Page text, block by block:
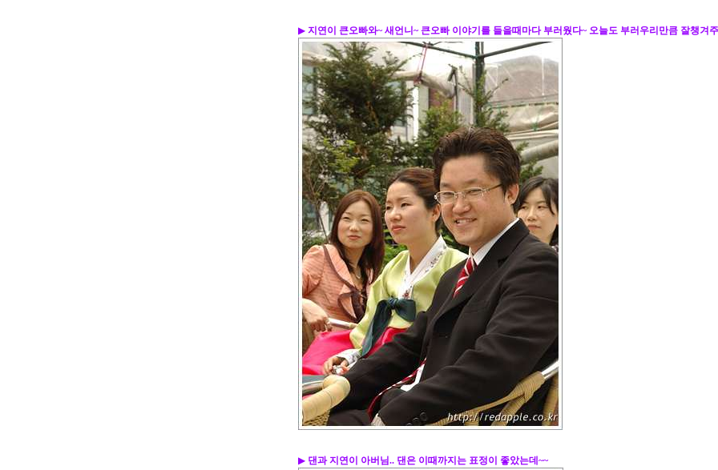
▶ 지연이 큰오빠와~ 새언니~ 큰오빠 이야기를 들을때마다 부러웠다~ 오늘도 부러우리만큼 잘챙겨
▶ 댄과 지연이 아버님.. 댄은 이때까지는 표정이 좋았는데~~